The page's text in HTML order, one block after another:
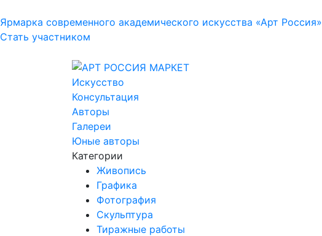
Ярмарка современного академического искусства «Арт Россия»
Стать участником
Искусство
Консультация
Авторы
Галереи
Юные авторы
Категории
Живопись
Графика
Фотография
Скульптура
Тиражные работы